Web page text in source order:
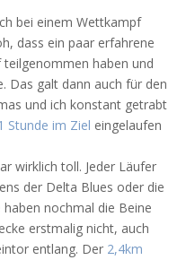
bei einem Wettkampf
dass ein paar erfahrene
haben und
Das galt dann auch für den
und ich konstant getrabt
Stunde im Ziel eingelaufen
wirklich toll. Jeder Läufer
der Delta Blues oder die
nochmal die Beine
erstmalig nicht, auch
entlang. Der 2,4km